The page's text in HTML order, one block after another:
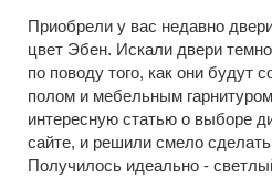
Приобрели у вас недавно
цвет Эбен. Искали двери
по поводу того, как они будут
полом и мебельным
интересную статью о выборе
сайте, и решили смело
Получилось идеально -